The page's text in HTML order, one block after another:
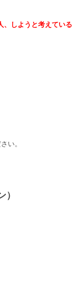
、しようと考えている
い。